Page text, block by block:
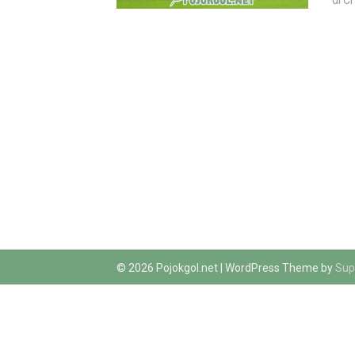
© 2026 Pojokgol.net | WordPress Theme by